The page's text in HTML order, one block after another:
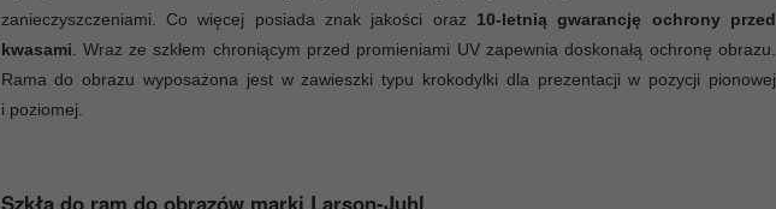
zanieczyszczeniami. Co więcej posiada znak jakości oraz 10-letnią gwarancję ochrony przed
kwasami . Wraz ze szkłem chroniącym przed promieniami UV zapewnia doskonałą ochronę obrazu.
Rama do obrazu wyposażona jest w zawieszki typu krokodylki dla prezentacji w pozycji pionowej
i poziomej.